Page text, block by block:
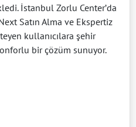
İstanbul Zorlu Center’da
Satın Alma ve Ekspertiz
kullanıcılara şehir
bir çözüm sunuyor.